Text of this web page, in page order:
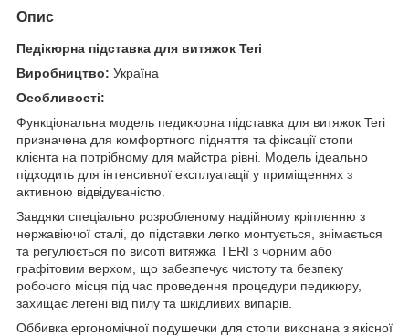
Опис
Педікюрна підставка для витяжок Teri
Виробництво: Україна
Особливості:
Функціональна модель педикюрна підставка для витяжок Teri
призначена для комфортного підняття та фіксації стопи
клієнта на потрібному для майстра рівні. Модель ідеально
підходить для інтенсивної експлуатації у приміщеннях з
активною відвідуваністю.
Завдяки спеціально розробленому надійному кріпленню з
нержавіючої сталі, до підставки легко монтується, знімається
та регулюється по висоті витяжка TERI з чорним або
графітовим верхом, що забезпечує чистоту та безпеку
робочого місця під час проведення процедури педикюру,
захищає легені від пилу та шкідливих випарів.
Оббивка ергономічної подушечки для стопи виконана з якісної